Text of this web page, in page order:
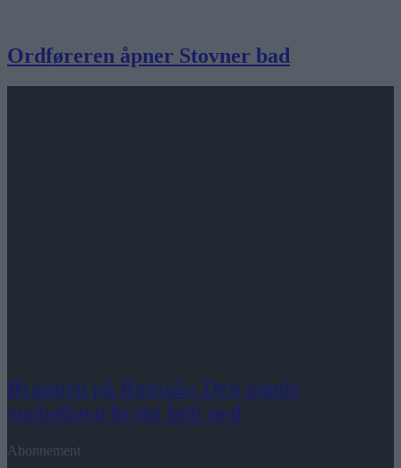
Ordføreren åpner Stovner bad
Brannen på Romsås: Den gamle
eneboligen brant helt ned
Abonnement